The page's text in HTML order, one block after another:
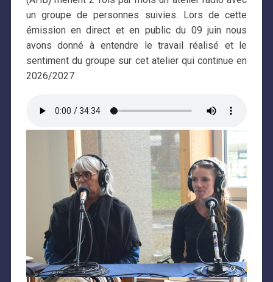
un groupe de personnes suivies. Lors de cette
émission en direct et en public du 09 juin nous
avons donné à entendre le travail réalisé et le
sentiment du groupe sur cet atelier qui continue en
2026/2027